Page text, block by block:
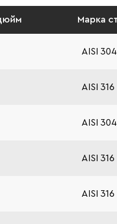
Марка
AISI 304
AISI 316
AISI 304
AISI 316
AISI 316